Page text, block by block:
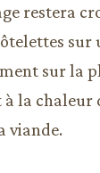
restera
sur la
la chaleur
viande.